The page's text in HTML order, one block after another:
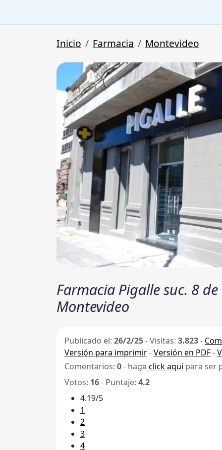
Inicio Farmacia Montevideo
Farmacia Pigalle suc. 8
Montevideo
Publicado el: 26/2/25-Visitas: 3.823-
Versión para imprimir-Versión en PDF-
Comentarios: 0- haga click aquípara ser
Votos: 16- Puntaje: 4.2
4.19/5
1
2
3
4